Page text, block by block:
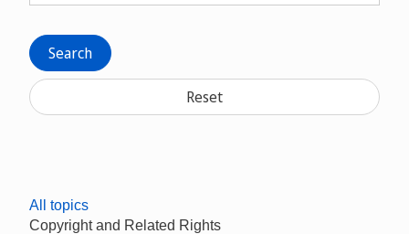
Search
Reset
All topics
Copyright and Related Rights